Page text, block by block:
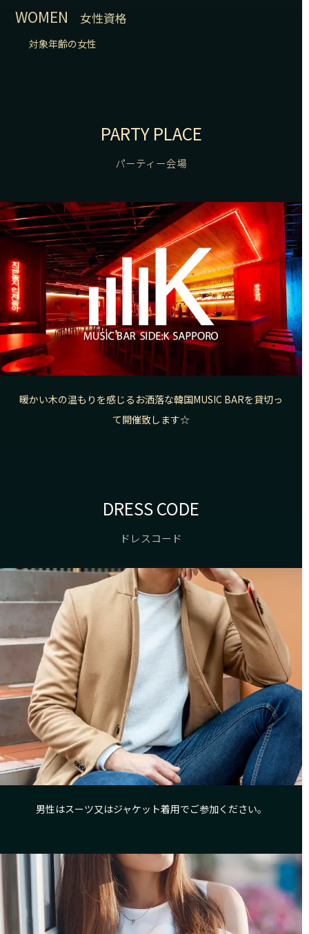
WOMEN 女性資格
対象年齢の女性
PARTY PLACE
パーティー会場
暖かい木の温もりを感じるお洒落な韓国MUSIC BARを貸切っ
て開催致します☆
DRESS CODE
ドレスコード
男性はスーツ又はジャケット着用でご参加ください。